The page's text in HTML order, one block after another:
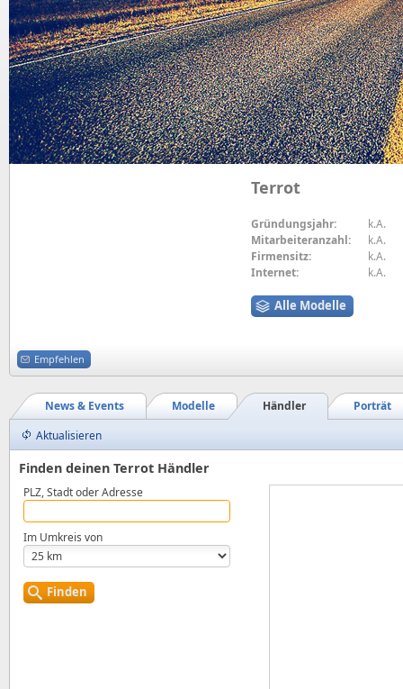
Terrot
Gründungsjahr:
k.A.
Mitarbeiteranzahl:
k.A.
Firmensitz:
k.A.
Internet:
k.A.
Alle Modelle
Empfehlen
Porträt
Händler
Modelle
News & Events
Aktualisieren
Finden deinen Terrot Händler
PLZ, Stadt oder Adresse
Im Umkreis von
Finden